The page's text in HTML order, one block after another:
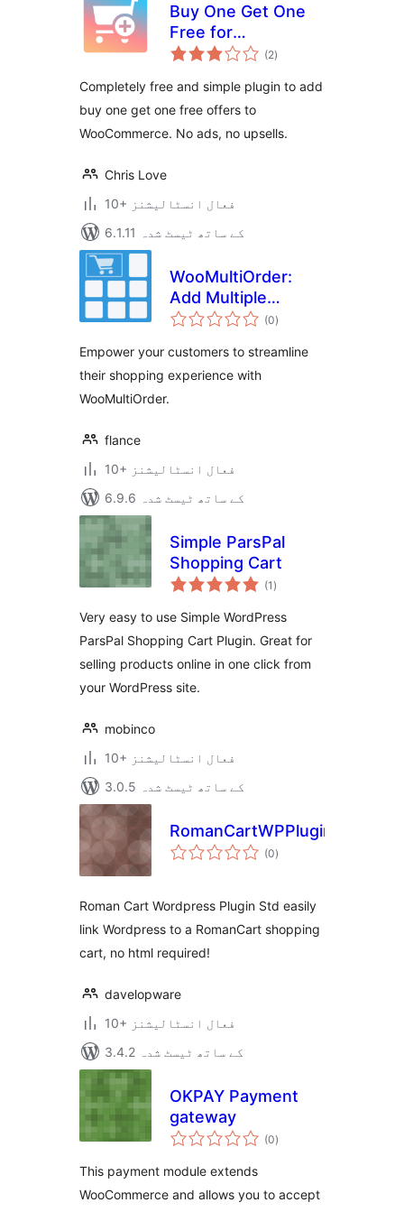
Buy One Get One
Free for
WooCommerce
(2مجموعی
درجہ
)
Completely free and simple plugin to add
buy one get one free offers to
WooCommerce. No ads, no upsells.
Chris Love
10+ فعال انسٹالیشنز
6.1.11 کے ساتھ ٹیسٹ شدہ
WooMultiOrder:
Add Multiple
Products to Cart
(0مجموعی
درجہ
)
Empower your customers to streamline
their shopping experience with
WooMultiOrder.
flance
10+ فعال انسٹالیشنز
6.9.6 کے ساتھ ٹیسٹ شدہ
Simple ParsPal
Shopping Cart
(1 مجموعی
درجہ
)
Very easy to use Simple WordPress
ParsPal Shopping Cart Plugin. Great for
selling products online in one click from
your WordPress site.
mobinco
10+ فعال انسٹالیشنز
3.0.5 کے ساتھ ٹیسٹ شدہ
RomanCartWPPluginStd
(0مجموعی
درجہ
)
Roman Cart Wordpress Plugin Std easily
link Wordpress to a RomanCart shopping
cart, no html required!
davelopware
10+ فعال انسٹالیشنز
3.4.2 کے ساتھ ٹیسٹ شدہ
OKPAY Payment
gateway
(0مجموعی
درجہ
)
This payment module extends
WooCommerce and allows you to accept